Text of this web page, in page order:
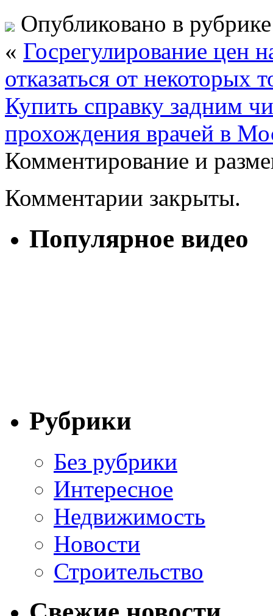
Опубликовано в
« Госрегулирование цен
отказаться от некоторых
Купить справку задним
прохождения врачей в
Комментирование и
Комментарии закрыты.
Популярное видео
Рубрики
Без рубрики
Интересное
Недвижимость
Новости
Строительство